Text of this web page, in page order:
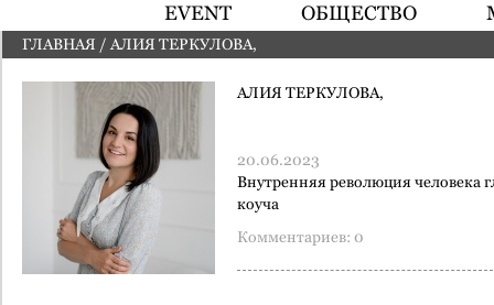
EVENT ОБЩЕСТВО
ВЫ ЗДЕСЬ
ГЛАВНАЯ / АЛИЯ ТЕРКУЛОВА,
АЛИЯ ТЕРКУЛОВА,
20.06.2023
Внутренняя революция человека
коуча
Комментариев: 0